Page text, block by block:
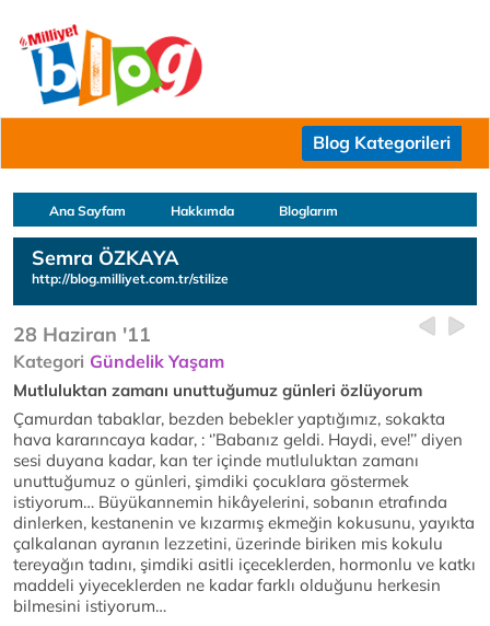
Blog Kategorileri
Ana Sayfam Hakkımda Bloglarım
Semra ÖZKAYA
http://blog.milliyet.com.tr/stilize
28 Haziran '11
Kategori Gündelik Yaşam
Mutluluktan zamanı unuttuğumuz günleri özlüyorum
Çamurdan tabaklar, bezden bebekler yaptığımız, sokakta
hava kararıncaya kadar, : ‘’Babanız geldi. Haydi, eve!’’ diyen
sesi duyana kadar, kan ter içinde mutluluktan zamanı
unuttuğumuz o günleri, şimdiki çocuklara göstermek
istiyorum… Büyükannemin hikâyelerini, sobanın etrafında
dinlerken, kestanenin ve kızarmış ekmeğin kokusunu, yayıkta
çalkalanan ayranın lezzetini, üzerinde biriken mis kokulu
tereyağın tadını, şimdiki asitli içeceklerden, hormonlu ve katkı
maddeli yiyeceklerden ne kadar farklı olduğunu herkesin
bilmesini istiyorum…